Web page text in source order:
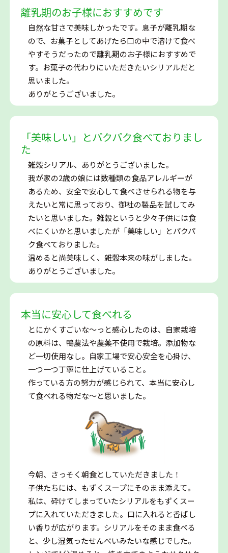
離乳期のお子様におすすめです
自然な甘さで美味しかったです。息子が離乳期な
ので、お菓子としてあげたら口の中で溶けて食べ
やすそうだったので離乳期のお子様におすすめで
す。お菓子の代わりにいただきたいシリアルだと
思いました。
ありがとうございました。
「美味しい」とパクパク食べておりまし
た
雑穀シリアル、ありがとうございました。
我が家の2歳の娘には数種類の食品アレルギーが
あるため、安全で安心して食べさせられる物を与
えたいと常に思っており、御社の製品を試してみ
たいと思いました。雑穀というと少々子供には食
べにくいかと思いましたが「美味しい」とパクパ
ク食べておりました。
温めると尚美味しく、雑穀本来の味がしました。
ありがとうございました。
本当に安心して食べれる
とにかくすごいな～っと感心したのは、自家栽培
の原料は、鴨農法や農薬不使用で栽培。添加物な
ど一切使用なし。自家工場で安心安全を心掛け、
一つ一つ丁寧に仕上げていること。
作っている方の努力が感じられて、本当に安心し
て食べれる物だな～と思いました。
今朝、さっそく朝食としていただきました！
子供たちには、もずくスープにそのまま添えて。
私は、砕けてしまっていたシリアルをもずくスー
プに入れていただきました。口に入れると香ばし
い香りが広がります。シリアルをそのまま食べる
と、少し湿気ったせんべいみたいな感じでした。